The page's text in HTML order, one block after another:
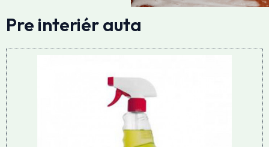
Pre interiér auta